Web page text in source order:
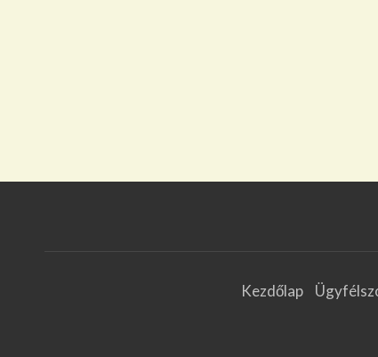
Kezdőlap